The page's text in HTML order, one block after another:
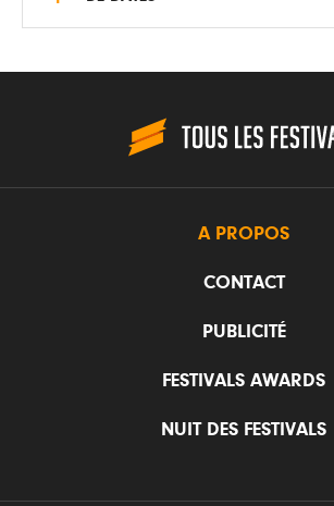
A PROPOS
CONTACT
PUBLICITÉ
FESTIVALS AWARDS
NUIT DES FESTIVALS